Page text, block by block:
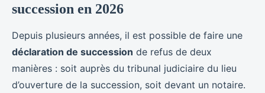
succession en 2026
Depuis plusieurs années, il est possible de faire une
déclaration de succession de refus de deux
manières : soit auprès du tribunal judiciaire du lieu
d’ouverture de la succession, soit devant un notaire.